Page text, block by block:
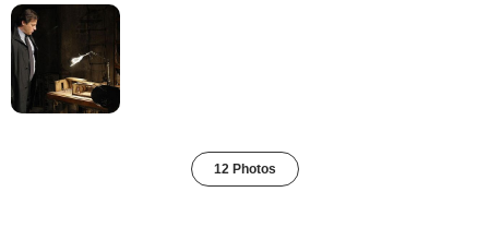
12 Photos